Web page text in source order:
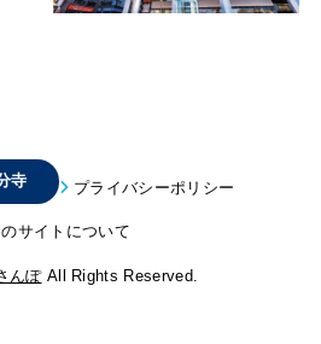
寺 プライバシーポリシー
のサイトについて
んぽAll Rights Reserved.